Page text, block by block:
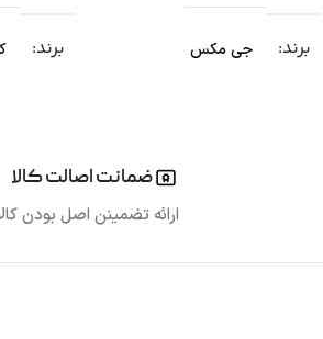
برند جی مکس برند
ضمانت اصالت کالا
ارائه تضمینن اصل بودن